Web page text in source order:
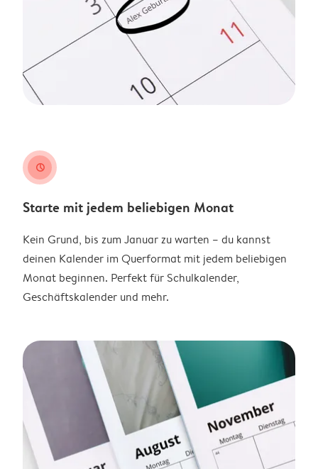
clock
Starte mit jedem beliebigen Monat
Kein Grund, bis zum Januar zu warten – du kannst
deinen Kalender im Querformat mit jedem beliebigen
Monat beginnen. Perfekt für Schulkalender,
Geschäftskalender und mehr.